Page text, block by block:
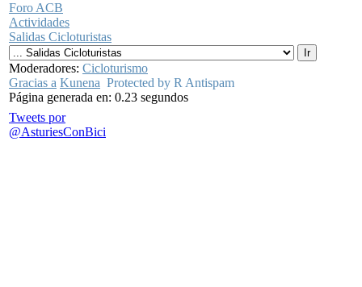
Foro ACB
Actividades
Salidas Cicloturistas
Moderadores: Cicloturismo
Gracias a Kunena Protected by R Antispam
Página generada en: 0.23 segundos
Tweets por
@AsturiesConBici